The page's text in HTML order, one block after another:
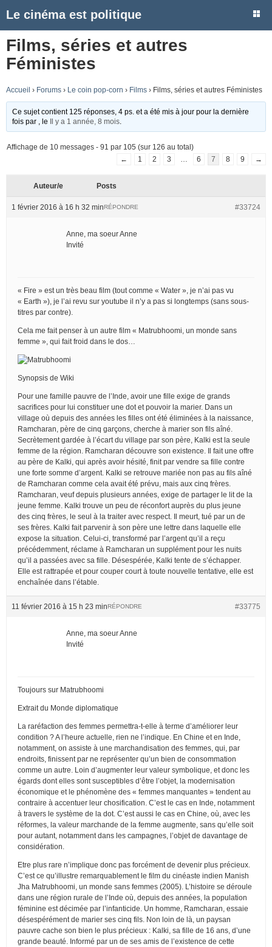
Le cinéma est politique
Films, séries et autres
Féministes
Accueil › Forums › Le coin pop-corn › Films › Films, séries et autres Féministes
Ce sujet contient 125 réponses, 4 ps. et a été mis à jour pour la dernière
fois par
, le Il y a 1 année, 8 mois
Affichage de 10 messages - 91 par 105 (sur 126 au total)
←
1 2 3 6 7 8 9 →
Auteur/e Posts
1 février 2016 à 16 h 32 min #33724
RÉPONDRE
Anne, ma soeur Anne
Invité
« Fire » est un très beau film (tout comme « Water », je n’ai pas vu
« Earth »), je l’ai revu sur youtube il n’y a pas si longtemps (sans sous-
titres par contre).
Cela me fait penser à un autre film « Matrubhoomi, un monde sans
femme », qui fait froid dans le dos…
Synopsis de Wiki
Pour une famille pauvre de l’Inde, avoir une fille exige de grands
sacrifices pour lui constituer une dot et pouvoir la marier. Dans un
village où depuis des années les filles ont été éliminées à la naissance,
Ramcharan, père de cinq garçons, cherche à marier son fils aîné.
Secrètement gardée à l’écart du village par son père, Kalki est la seule
femme de la région. Ramcharan découvre son existence. Il fait une offre
au père de Kalki, qui après avoir hésité, finit par vendre sa fille contre
une forte somme d’argent. Kalki se retrouve mariée non pas au fils aîné
de Ramcharan comme cela avait été prévu, mais aux cinq frères.
Ramcharan, veuf depuis plusieurs années, exige de partager le lit de la
jeune femme. Kalki trouve un peu de réconfort auprès du plus jeune
des cinq frères, le seul à la traiter avec respect. Il meurt, tué par un de
ses frères. Kalki fait parvenir à son père une lettre dans laquelle elle
expose la situation. Celui-ci, transformé par l’argent qu’il a reçu
précédemment, réclame à Ramcharan un supplément pour les nuits
qu’il a passées avec sa fille. Désespérée, Kalki tente de s’échapper.
Elle est rattrapée et pour couper court à toute nouvelle tentative, elle est
enchaînée dans l’étable.
11 février 2016 à 15 h 23 min #33775
RÉPONDRE
Anne, ma soeur Anne
Invité
Toujours sur Matrubhoomi
Extrait du Monde diplomatique
La raréfaction des femmes permettra-t-elle à terme d’améliorer leur
condition ? A l’heure actuelle, rien ne l’indique. En Chine et en Inde,
notamment, on assiste à une marchandisation des femmes, qui, par
endroits, finissent par ne représenter qu’un bien de consommation
comme un autre. Loin d’augmenter leur valeur symbolique, et donc les
égards dont elles sont susceptibles d’être l’objet, la modernisation
économique et le phénomène des « femmes manquantes » tendent au
contraire à accentuer leur chosification. C’est le cas en Inde, notamment
à travers le système de la dot. C’est aussi le cas en Chine, où, avec les
réformes, la valeur marchande de la femme augmente, sans qu’elle soit
pour autant, notamment dans les campagnes, l’objet de davantage de
considération.
Etre plus rare n’implique donc pas forcément de devenir plus précieux.
C’est ce qu’illustre remarquablement le film du cinéaste indien Manish
Jha Matrubhoomi, un monde sans femmes (2005). L’histoire se déroule
dans une région rurale de l’Inde où, depuis des années, la population
féminine est décimée par l’infanticide. Un homme, Ramcharan, essaie
désespérément de marier ses cinq fils. Non loin de là, un paysan
pauvre cache son bien le plus précieux : Kalki, sa fille de 16 ans, d’une
grande beauté. Informé par un de ses amis de l’existence de cette